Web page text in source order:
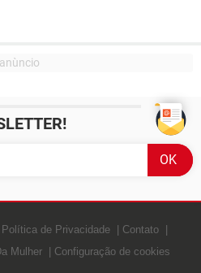
Política de Privacidade
Contato
Mulher Configuração de cookies